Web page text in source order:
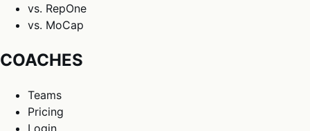
vs. RepOne
vs. MoCap
COACHES
Teams
Pricing
Login